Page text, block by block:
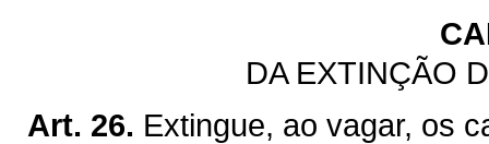
DA EXTINÇÃO
Art. 26. Extingue, ao vagar, os